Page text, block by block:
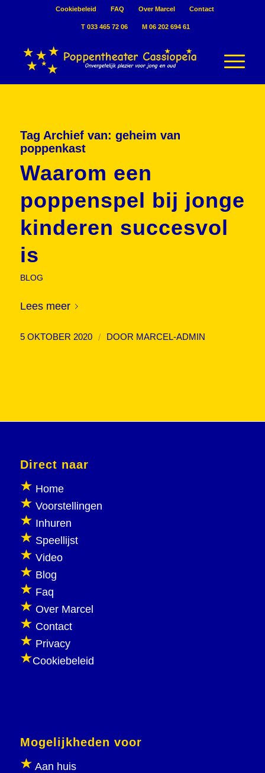
Cookiebeleid FAQ Over Marcel Contact
T 033 465 72 06 M 06 202 694 61
Tag Archief van: geheim van
poppenkast
Waarom een
poppenspel bij jonge
kinderen succesvol
is
BLOG
Lees meer
5 OKTOBER 2020 / DOOR MARCEL-ADMIN
Direct naar
Home
Voorstellingen
Inhuren
Speellijst
Video
Blog
Faq
Over Marcel
Contact
Privacy
Cookiebeleid
Mogelijkheden voor
Aan huis